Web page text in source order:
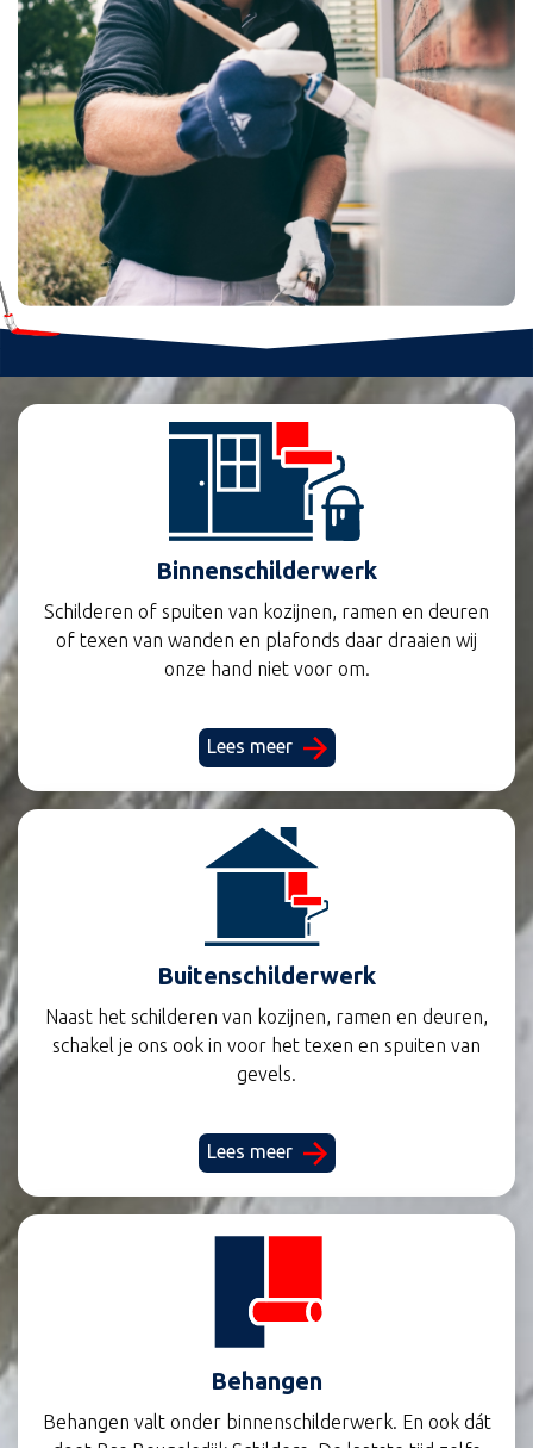
Binnenschilderwerk
Schilderen of spuiten van kozijnen, ramen en deuren
of texen van wanden en plafonds daar draaien wij
onze hand niet voor om.
Lees meer
Buitenschilderwerk
Naast het schilderen van kozijnen, ramen en deuren,
schakel je ons ook in voor het texen en spuiten van
gevels.
Lees meer
Behangen
Behangen valt onder binnenschilderwerk. En ook dát